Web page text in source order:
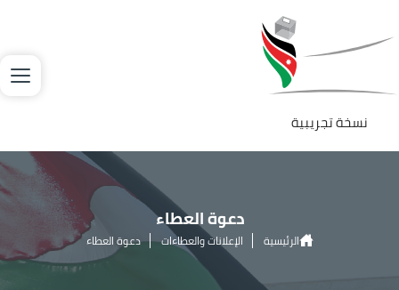
تجاوز إلى المحتوى الرئيسي
نسخة تجريبية
دعوة العطاء
الرئيسية الإعلانات والعطاءات دعوة العطاء